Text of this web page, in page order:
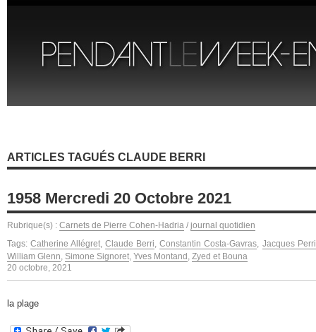
ARTICLES TAGUÉS CLAUDE BERRI
1958 Mercredi 20 Octobre 2021
Rubrique(s) : Carnets de Pierre Cohen-Hadria / journal quotidien
Tags:Catherine Allégret,Claude Berri,Constantin Costa-Gavras, Jacques
William Glenn, Simone Signoret, Yves Montand , Zyed et Bouna
20 octobre, 2021
la plage